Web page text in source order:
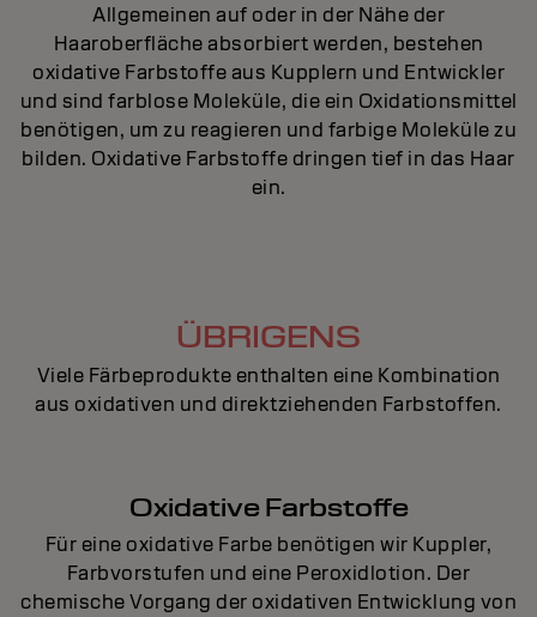
Allgemeinen auf oder in der Nähe der
Haaroberfläche absorbiert werden, bestehen
oxidative Farbstoffe aus Kupplern und Entwickler
und sind farblose Moleküle, die ein Oxidationsmittel
benötigen, um zu reagieren und farbige Moleküle zu
bilden. Oxidative Farbstoffe dringen tief in das Haar
ein.
ÜBRIGENS
Viele Färbeprodukte enthalten eine Kombination
aus oxidativen und direktziehenden Farbstoffen.
Oxidative Farbstoffe
Für eine oxidative Farbe benötigen wir Kuppler,
Farbvorstufen und eine Peroxidlotion. Der
chemische Vorgang der oxidativen Entwicklung von